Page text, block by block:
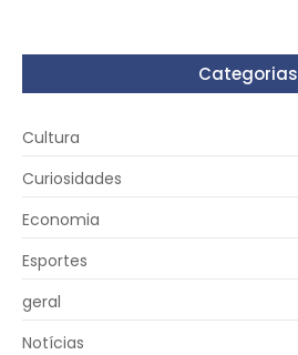
Categorias
Cultura
Curiosidades
Economia
Esportes
geral
Notícias